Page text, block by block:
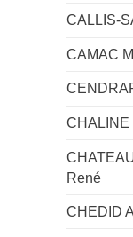
CALLIS-
CAMAC
CHALINE
René
CHEDID